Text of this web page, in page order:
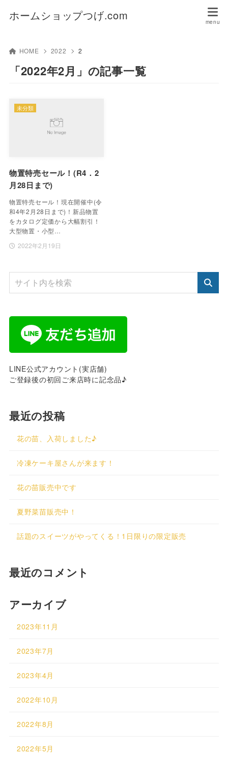
ホームショップつげ.com
HOME 2022 2
「2022年2月」の記事一覧
物置特売セール！(R4．2
月28日まで)
物置特売セール！現在開催中(令
和4年2月28日まで)！新品物置
をカタログ定価から大幅割引！
大型物置・小型…
2022年2月19日
未分類
LINE公式アカウント(実店舗)
ご登録後の初回ご来店時に記念品♪
最近の投稿
花の苗、入荷しました♪
冷凍ケーキ屋さんが来ます！
花の苗販売中です
夏野菜苗販売中！
話題のスイーツがやってくる！1日限りの限定販売
最近のコメント
アーカイブ
2023年11月
2023年7月
2023年4月
2022年10月
2022年8月
2022年5月